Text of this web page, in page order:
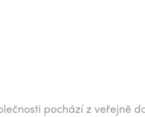
pochází z veřejně